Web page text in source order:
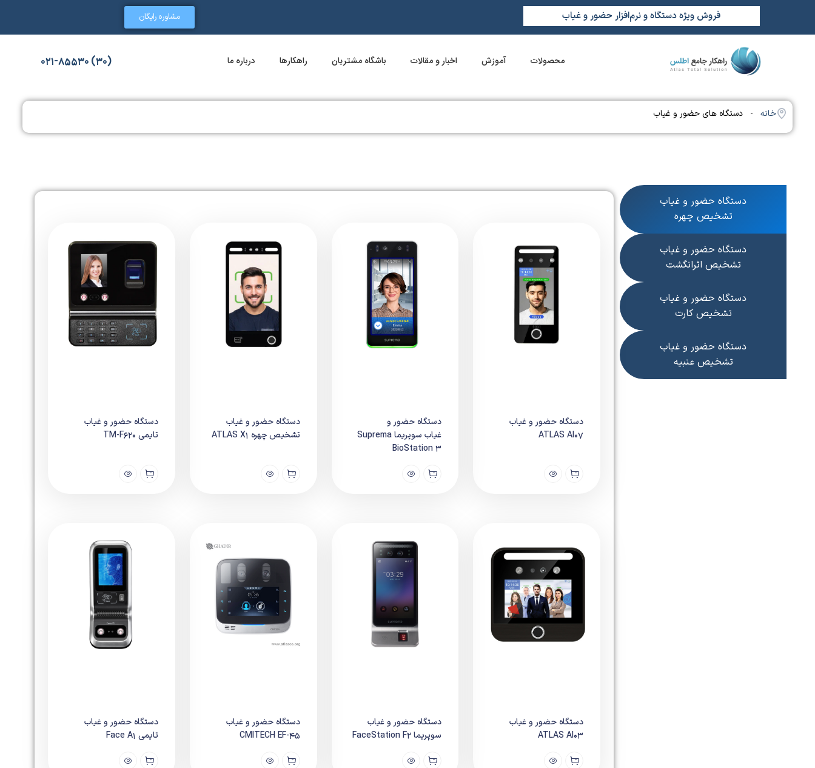
فروش ویژه دستگاه و نرم‌افزار حضور و غیاب مشاوره رایگان
محصولات آموزش اخبار و مقالات باشگاه مشتریان راهکارها درباره ما (30) 021-85530
خانه - دستگاه های حضور و غیاب
دستگاه حضور و غیاب
تشخیص چهره
دستگاه حضور و غیاب
تشخیص اثرانگشت
دستگاه حضور و غیاب
تشخیص کارت
دستگاه حضور و غیاب
تشخیص عنبیه
دستگاه حضور و غیاب
ATLAS AI07
دستگاه حضور و
غیاب سوپریما Suprema
BioStation 3
دستگاه حضور و غیاب
تشخیص چهره ATLAS X1
دستگاه حضور و غیاب
تایمی TM-F620
دستگاه حضور و غیاب
ATLAS AI03
دستگاه حضور و غیاب
سوپریما FaceStation F2
دستگاه حضور و غیاب
CMITECH EF-45
دستگاه حضور و غیاب
تایمی Face A1